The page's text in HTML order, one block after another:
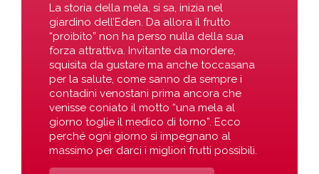
La storia della mela, si sa, inizia nel
giardino dell’Eden. Da allora il frutto
“proibito” non ha perso nulla della sua
forza attrattiva. Invitante da mordere,
squisita da gustare ma anche toccasana
per la salute, come sanno da sempre i
contadini venostani prima ancora che
venisse coniato il motto “una mela al
giorno toglie il medico di torno”. Ecco
perché ogni giorno si impegnano al
massimo per darci i migliori frutti possibili.